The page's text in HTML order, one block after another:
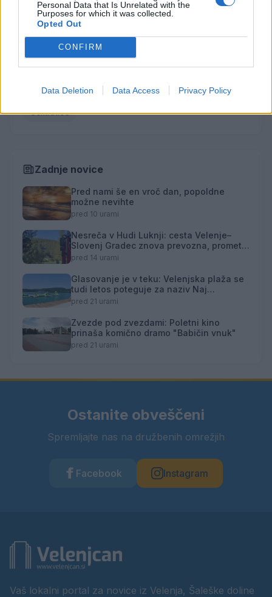
Personal Data that Is Unrelated with the
Purposes for which it was collected.
Opted Out
CONFIRM
Data Deletion Data Access Privacy Policy
Kategorije
Šport
Gospodarstvo Politika
Obvestila
Osmrtnice
Zadnje novice
Pred nami še en vroč dan, popoldne
možne nevihte
pred 10 urami
Nesreča v Hudi Luknji: cesta Velenje–
Slovenj Gradec znova prevozna, promet
izmenično enosmeren
pred 14 urami
Glasovanje je v teku: Velenjska plaža se
tudi letos poteguje za naziv Naj
kopališče
pred 21 urami
Zvezde pod zvezdami: Poletni kino
prinaša komično dramo "Babičin vnuk"
pred 21 urami
Ostanite obveščeni
Spremljajte nas na družbenih omrežjih
Facebook Instagram
Vaš lokalni portal za novice iz Velenja, Šaleške doline